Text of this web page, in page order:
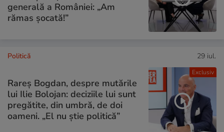
generală a României: „Am
rămas șocată!”
Exclusiv
Politică 29 iul.
Rareș Bogdan, despre mutările
lui Ilie Bolojan: deciziile lui sunt
pregătite, din umbră, de doi
oameni. „El nu știe politică”